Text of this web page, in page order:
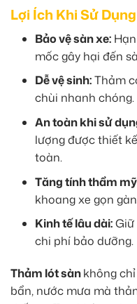
Lợi Ích Khi Sử
Bảo vệ sàn xe:
mốc gây hại đến
Dễ vệ sinh:Thảm
chùi nhanh chóng.
An toàn khi sử
lượng được thiết
toàn.
Tăng tính thẩm
khoang xe gọn
Kinh tế lâu dài:Giữ
chi phí bảo dưỡng.
Thảm lót sànkhông
bẩn, nước mưa mà